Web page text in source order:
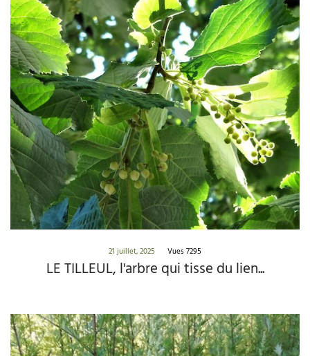
21 juillet, 2025 Vues 7295
LE TILLEUL, l'arbre qui tisse du lien...